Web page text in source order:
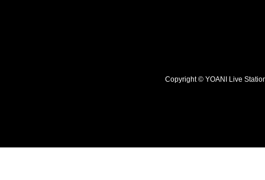
Copyright © YOANI Live